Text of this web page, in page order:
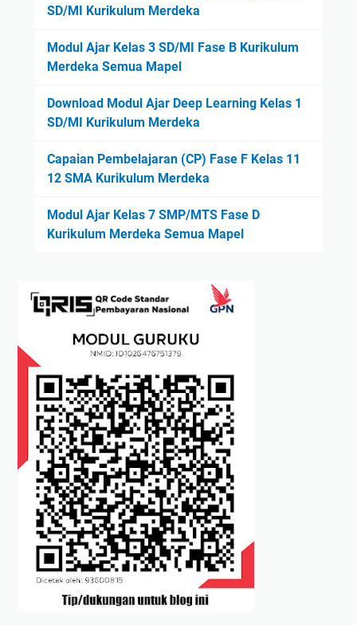
SD/MI Kurikulum Merdeka
Modul Ajar Kelas 3 SD/MI Fase B Kurikulum
Merdeka Semua Mapel
Download Modul Ajar Deep Learning Kelas 1
SD/MI Kurikulum Merdeka
Capaian Pembelajaran (CP) Fase F Kelas 11
12 SMA Kurikulum Merdeka
Modul Ajar Kelas 7 SMP/MTS Fase D
Kurikulum Merdeka Semua Mapel